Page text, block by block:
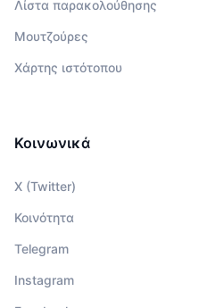
Λίστα παρακολούθησης
Μουτζούρες
Χάρτης ιστότοπου
Κοινωνικά
X (Twitter)
Κοινότητα
Telegram
Instagram